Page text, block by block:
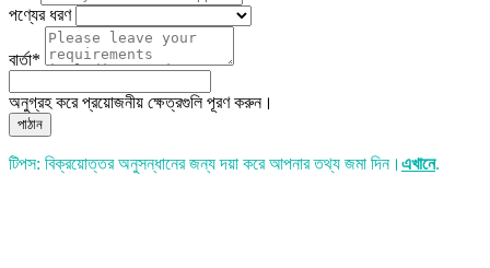
পণ্যের ধরণ
বার্তা*
অনুগ্রহ করে প্রয়োজনীয় ক্ষেত্রগুলি পূরণ করুন।
পাঠান
টিপস: বিক্রয়োত্তর অনুসন্ধানের জন্য দয়া করে আপনার তথ্য জমা দিন। এখানে.